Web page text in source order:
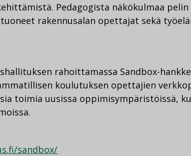
Pedagogista näkökulmaa pelin
rakennusalan opettajat sekä
rahoittamassa Sandbox-
koulutuksen opettajien
toimia uusissa oppimisympäristöissä,
sandbox/